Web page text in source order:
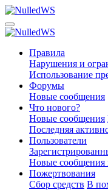
Правила
Нарушения и
Использование
Форумы
Новые сообщения
Что нового?
Новые сообщения
Последняя
Пользователи
Новые сообщения
Пожертвования
Сбор средств В